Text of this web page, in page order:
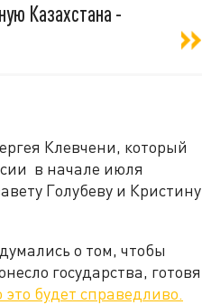
Казахстана -
Клевчени, который
в начале июля
Голубеву и Кристину
о том, чтобы
государства, готовя
это будет справедливо.